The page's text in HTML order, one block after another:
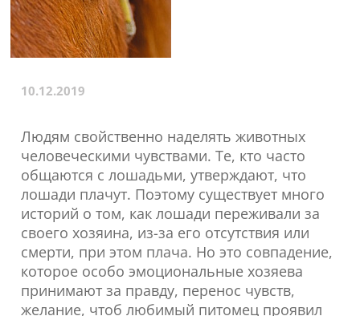
10.12.2019
Людям свойственно наделять животных
человеческими чувствами. Те, кто часто
общаются с лошадьми, утверждают, что
лошади плачут. Поэтому существует много
историй о том, как лошади переживали за
своего хозяина, из-за его отсутствия или
смерти, при этом плача. Но это совпадение,
которое особо эмоциональные хозяева
принимают за правду, перенос чувств,
желание, чтоб любимый питомец проявил